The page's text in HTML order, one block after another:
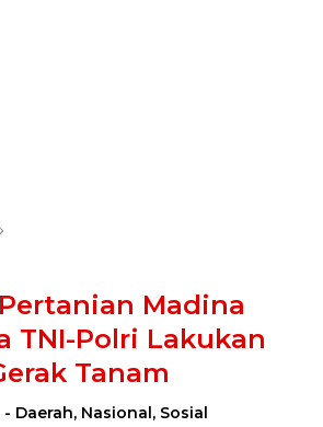
Madina
TNI-Polri Lakukan
Tanam
- Daerah, Nasional, Sosial